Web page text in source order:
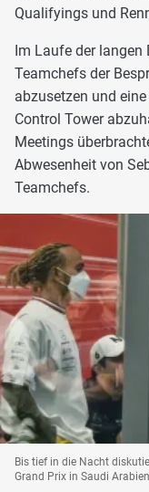
Qualifyings und
Im Laufe der
Teamchefs der
abzusetzen und
Control Tower
Meetings
Abwesenheit von
Teamchefs.
Bis tief in die Nacht
Grand Prix in Saudi